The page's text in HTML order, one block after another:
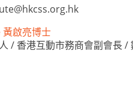
啟亮博士
/ 香港互動市務商會副會長